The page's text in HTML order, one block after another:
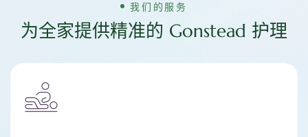
我们的服务
为全家提供精准的 Gonstead 护理